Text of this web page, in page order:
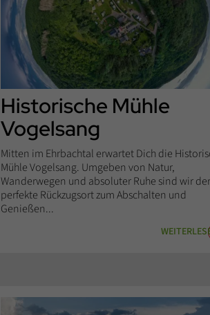
default
Historische Mühle
Vogelsang
Mitten im Ehrbachtal erwartet Dich die
Mühle Vogelsang. Umgeben von Natur,
Wanderwegen und absoluter Ruhe sind wir der
perfekte Rückzugsort zum Abschalten und
Genießen...